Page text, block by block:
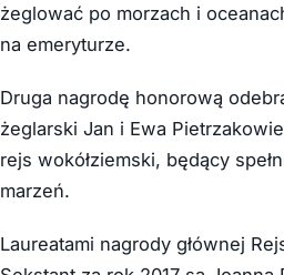
żeglować po morzach i
na emeryturze.
Druga nagrodę honorową
żeglarski Jan i Ewa
rejs wokółziemski, będący
marzeń.
Laureatami nagrody głównej